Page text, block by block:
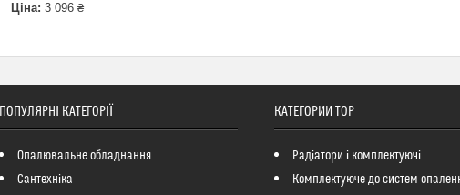
Ціна: 3 096 ₴
ПОПУЛЯРНІ КАТЕГОРІЇ
Опалювальне обладнання
Сантехніка
КАТЕГОРИИ ТОР
Радіатори і комплектуючі
Комплектуюче до систем